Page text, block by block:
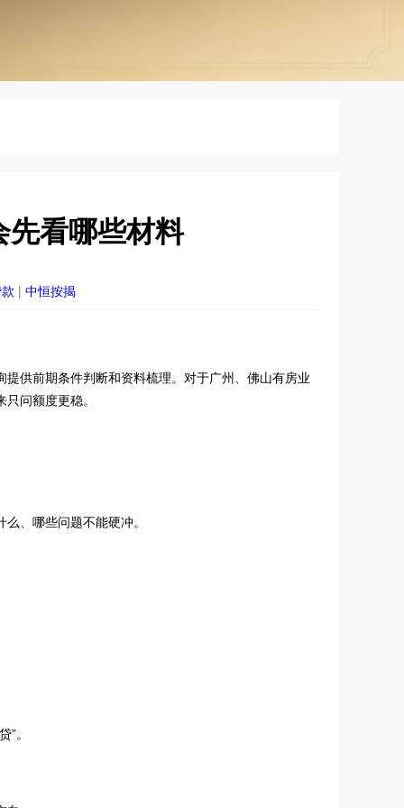
看哪些材料
| 中恒按揭
供前期条件判断和资料梳理。对于广州、佛山有房业
问额度更稳。
、哪些问题不能硬冲。
。